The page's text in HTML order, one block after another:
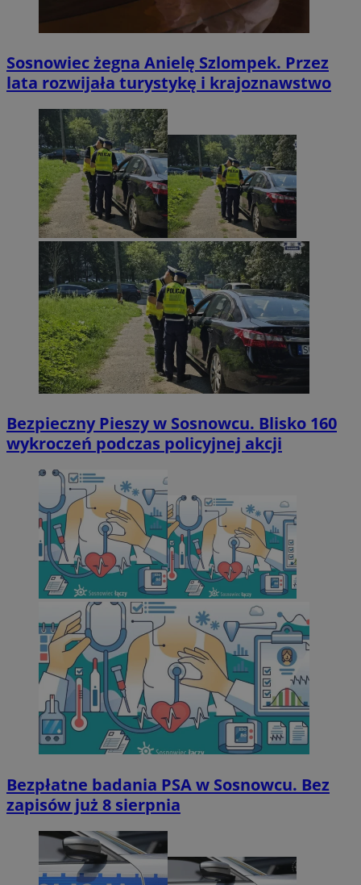
Sosnowiec żegna Anielę Szlompek. Przez
lata rozwijała turystykę i krajoznawstwo
Bezpieczny Pieszy w Sosnowcu. Blisko 160
wykroczeń podczas policyjnej akcji
Bezpłatne badania PSA w Sosnowcu. Bez
zapisów już 8 sierpnia